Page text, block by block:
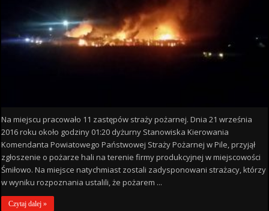
Na miejscu pracowało 11 zastępów straży pożarnej. Dnia 21 września
2016 roku około godziny 01:20 dyżurny Stanowiska Kierowania
Komendanta Powiatowego Państwowej Straży Pożarnej w Pile, przyjął
zgłoszenie o pożarze hali na terenie firmy produkcyjnej w miejscowości
Śmiłowo. Na miejsce natychmiast zostali zadysponowani strażacy, którzy
w wyniku rozpoznania ustalili, że pożarem ...
Czytaj dalej »